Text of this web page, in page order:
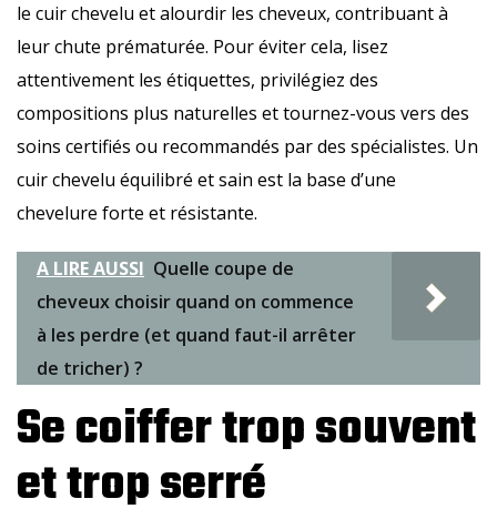
le cuir chevelu et alourdir les cheveux, contribuant à
leur chute prématurée. Pour éviter cela, lisez
attentivement les étiquettes, privilégiez des
compositions plus naturelles et tournez-vous vers des
soins certifiés ou recommandés par des spécialistes. Un
cuir chevelu équilibré et sain est la base d’une
chevelure forte et résistante.
A LIRE AUSSI Quelle coupe de
cheveux choisir quand on commence
à les perdre (et quand faut-il arrêter
de tricher) ?
Se coiffer trop souvent
et trop serré